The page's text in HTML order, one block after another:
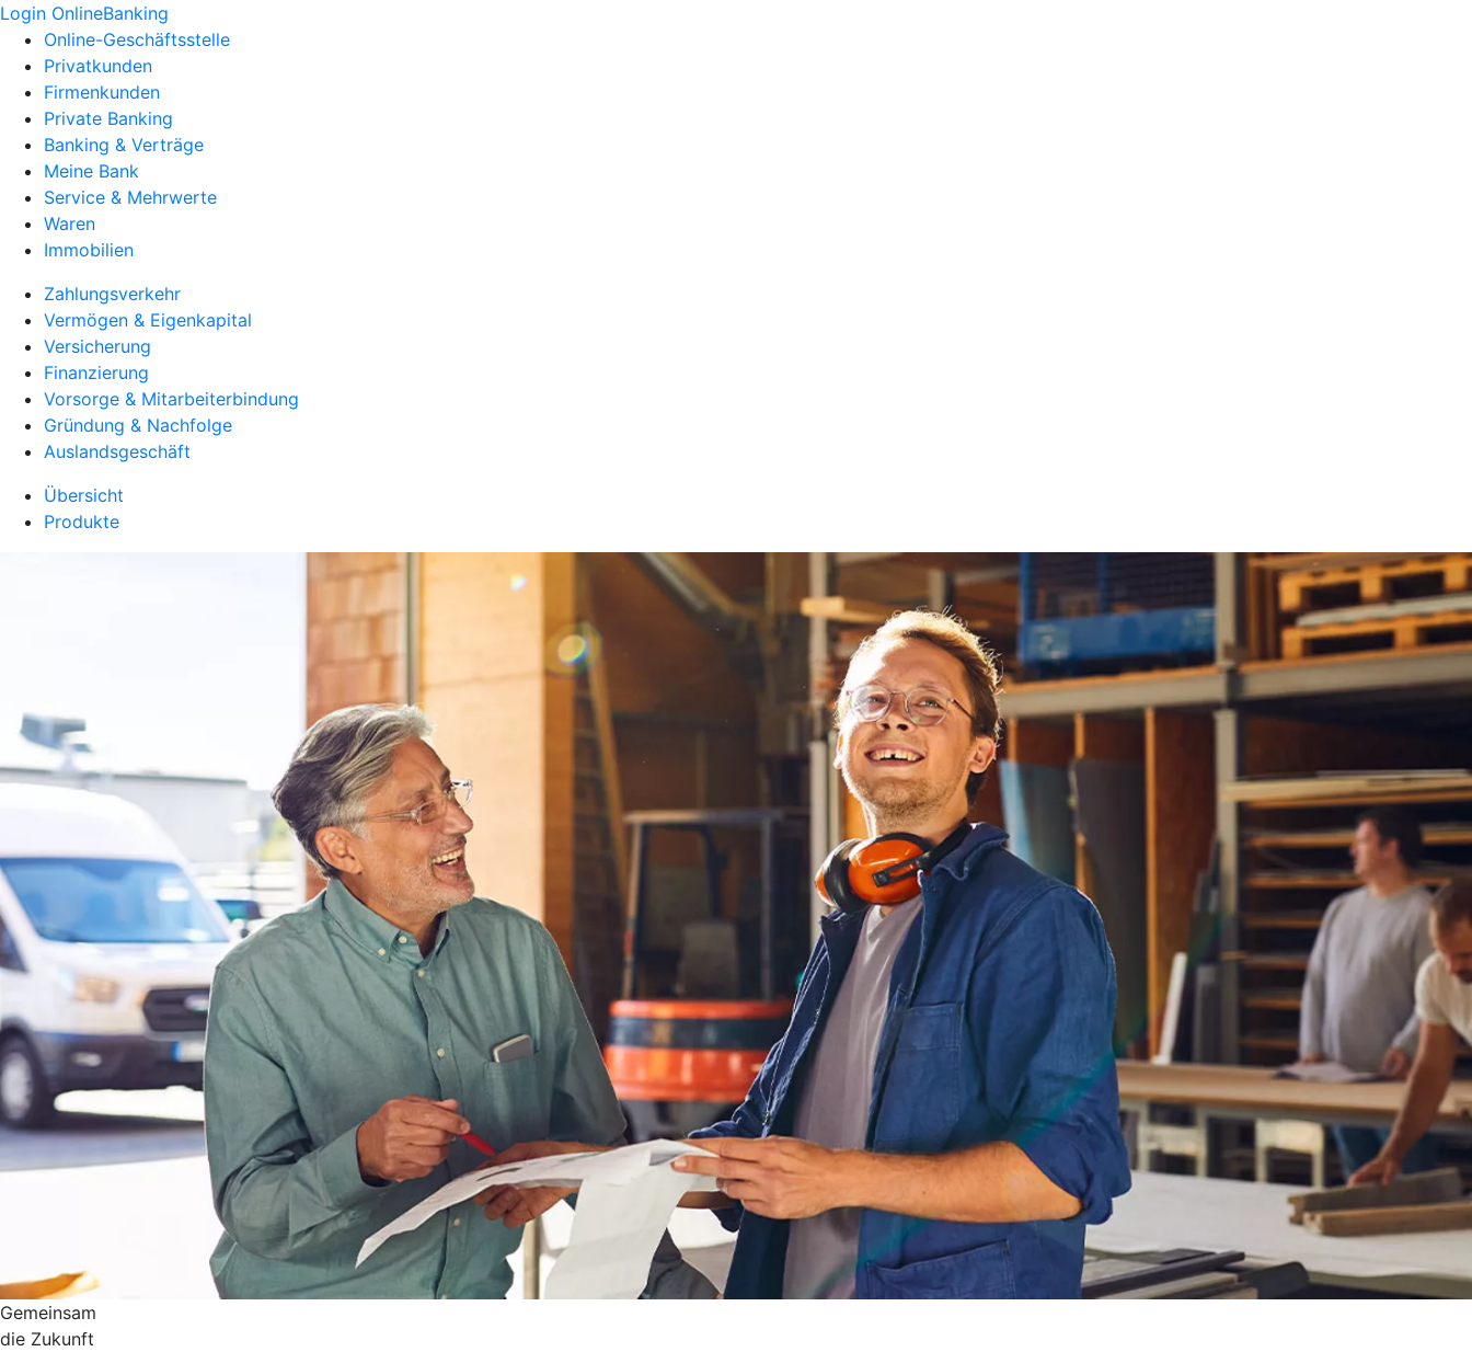
Login OnlineBanking
Online-Geschäftsstelle
Privatkunden
Firmenkunden
Private Banking
Banking & Verträge
Meine Bank
Service & Mehrwerte
Waren
Immobilien
Zahlungsverkehr
Vermögen & Eigenkapital
Versicherung
Finanzierung
Vorsorge & Mitarbeiterbindung
Gründung & Nachfolge
Auslandsgeschäft
Übersicht
Produkte
Gemeinsam
die Zukunft